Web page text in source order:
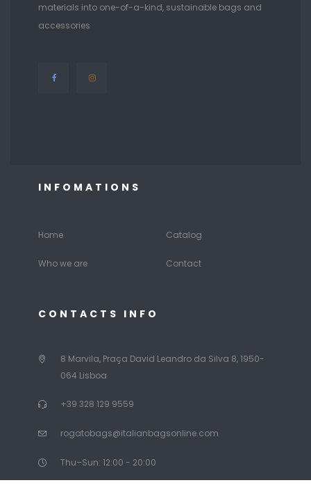
materials into one-of-a-kind, sustainable bags and
accessories
INFOMATIONS
Home
Who we are
Catalog
Contact
CONTACTS INFO
8 Marvila, Praça David Leandro da Silva 8, 1950-
064 Lisboa
+39 328 129 9559
rogatobags@italianbagsonline.com
Thu–Sun: 12:00 - 20:00